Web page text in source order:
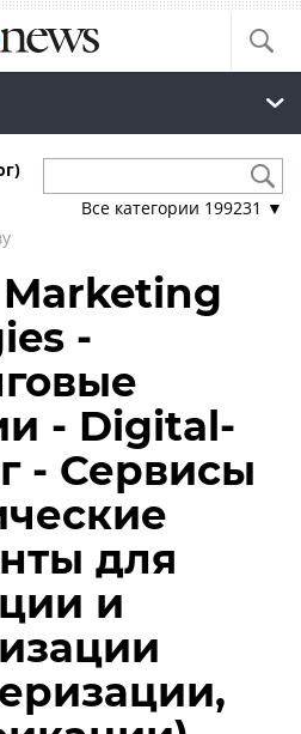
Все категории 199231 ▼
-
- Digital-
- Сервисы
для
и